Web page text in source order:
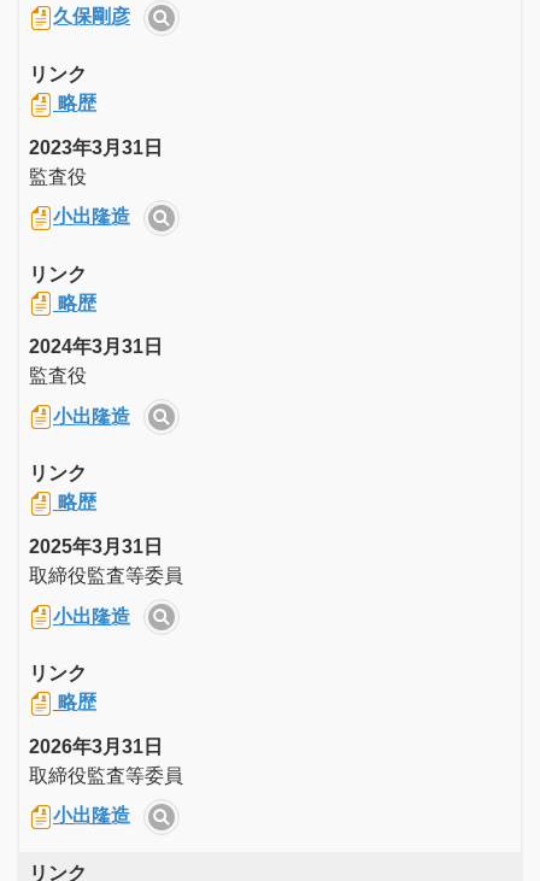
久保剛彦
リンク
略歴
2023年3月31日
監査役
小出隆造
リンク
略歴
2024年3月31日
監査役
小出隆造
リンク
略歴
2025年3月31日
取締役監査等委員
小出隆造
リンク
略歴
2026年3月31日
取締役監査等委員
小出隆造
リンク